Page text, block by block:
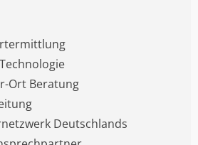
Ort Beratung
Deutschlands